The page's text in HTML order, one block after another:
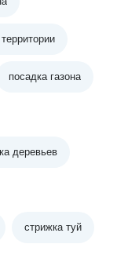
посадка газона
деревьев
стрижка туй